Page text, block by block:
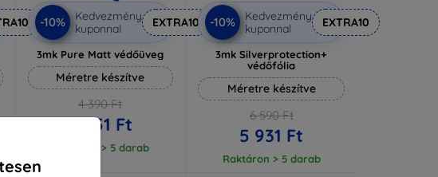
-10%
Kedvezmény
kuponnal
EXTRA10
3mk Pure Matt védőüveg
Méretre készítve
4 390 Ft
3 951 Ft
Raktáron > 5 darab
-10%
Kedvezmény
kuponnal
EXTRA10
3mk Silverprotection+
védőfólia
Méretre készítve
6 590 Ft
5 931 Ft
Raktáron > 5 darab